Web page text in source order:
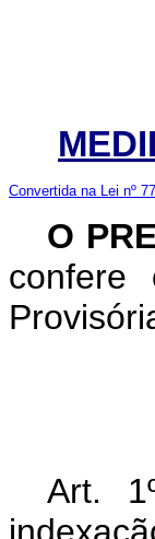
Convertida na Lei nº
O
Art.